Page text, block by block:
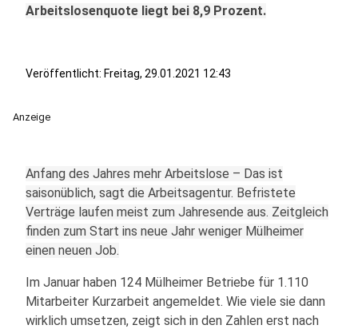
Arbeitslosenquote liegt bei 8,9 Prozent.
Veröffentlicht: Freitag, 29.01.2021 12:43
Anzeige
Anfang des Jahres mehr Arbeitslose – Das ist
saisonüblich, sagt die Arbeitsagentur. Befristete
Verträge laufen meist zum Jahresende aus. Zeitgleich
finden zum Start ins neue Jahr weniger Mülheimer
einen neuen Job.
Im Januar haben 124 Mülheimer Betriebe für 1.110
Mitarbeiter Kurzarbeit angemeldet. Wie viele sie dann
wirklich umsetzen, zeigt sich in den Zahlen erst nach